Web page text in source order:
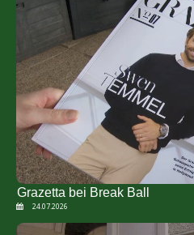
Grazetta bei Break Ball
24.07.2026